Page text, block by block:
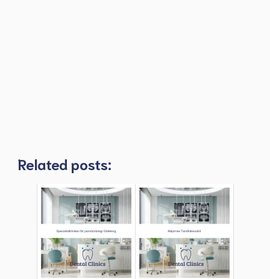
Related posts: